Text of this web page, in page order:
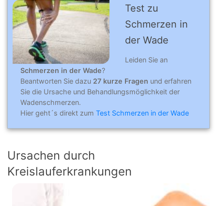
Test zu
Schmerzen in
der Wade
Leiden Sie an
Schmerzen in der Wade?
Beantworten Sie dazu 27 kurze Fragen und erfahren
Sie die Ursache und Behandlungsmöglichkeit der
Wadenschmerzen.
Hier geht´s direkt zum Test Schmerzen in der Wade
Ursachen durch
Kreislauferkrankungen